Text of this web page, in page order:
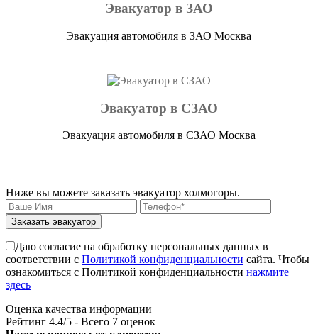
Эвакуатор в ЗАО
Эвакуация автомобиля в ЗАО Москва
Эвакуатор в СЗАО
Эвакуация автомобиля в СЗАО Москва
Ниже вы можете заказать эвакуатор холмогоры.
Заказать эвакуатор
Даю согласие на обработку персональных данных в
соответствии с Политикой конфиденциальности сайта. Чтобы
ознакомиться с Политикой конфиденциальности нажмите
здесь
Оценка качества информации
Рейтинг 4.4/5 - Всего 7 оценок